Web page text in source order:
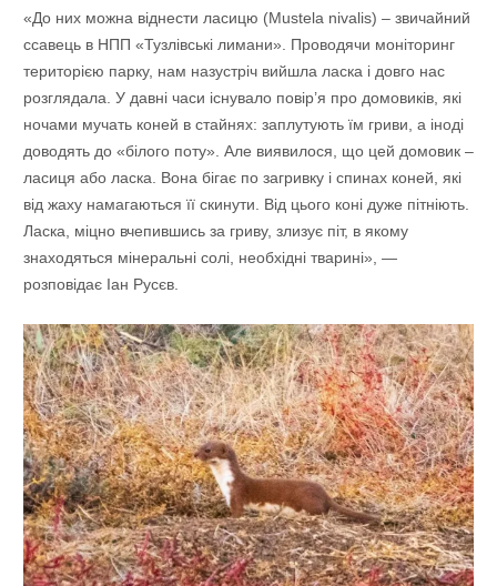
«До них можна віднести ласицю (Mustela nivalis) – звичайний
ссавець в НПП «Тузлівські лимани». Проводячи моніторинг
територією парку, нам назустріч вийшла ласка і довго нас
розглядала. У давні часи існувало повір’я про домовиків, які
ночами мучать коней в стайнях: заплутують їм гриви, а іноді
доводять до «білого поту». Але виявилося, що цей домовик –
ласиця або ласка. Вона бігає по загривку і спинах коней, які
від жаху намагаються її скинути. Від цього коні дуже пітніють.
Ласка, міцно вчепившись за гриву, злизує піт, в якому
знаходяться мінеральні солі, необхідні тварині», —
розповідає Іан Русєв.